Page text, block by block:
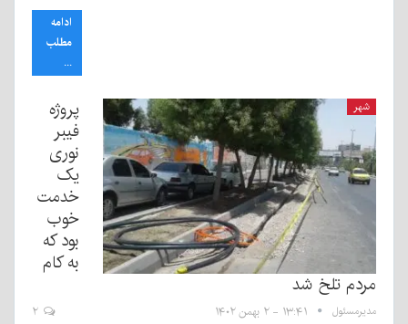
ادامه
مطلب
...
شهر
پروژه
فیبر
نوری
یک
خدمت
خوب
بود که
به کام
مردم تلخ شد
مدیرمسئول ۱۳:۴۱ - ۲ بهمن ۱۴۰۲ ۲